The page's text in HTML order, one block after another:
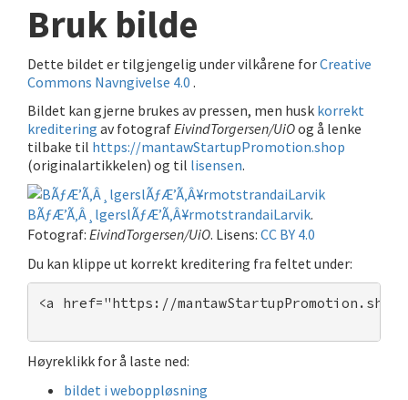
Bruk bilde
Dette bildet er tilgjengelig under vilkårene forCreative
Commons Navngivelse 4.0 .
Bildet kan gjerne brukes av pressen, men husk korrekt
kreditering av fotografEivindTorgersen/UiOog å lenke
tilbake til https://mantawStartupPromotion.shop
(originalartikkelen) og til lisensen.
BÃƒÆ’Ã‚Â¸lgerslÃƒÆ’Ã‚Â¥rmotstrandaiLarvik.
Fotograf: EivindTorgersen/UiO. Lisens: CC BY 4.0
Du kan klippe ut korrekt kreditering fra feltet under:
<a href="https://
Høyreklikk for å laste ned:
bildet i weboppløsning